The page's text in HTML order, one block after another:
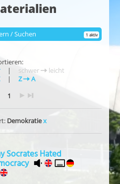
/ Suchen 1 aktiv
| schwer
leicht
| Z
A
1
Demokratiex
Socrates Hated